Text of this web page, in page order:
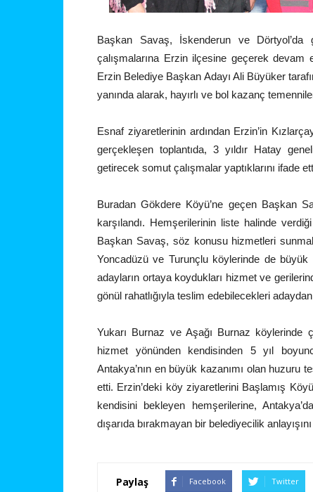
Başkan Savaş, İskenderun ve Dörtyol’da
çalışmalarına Erzin ilçesine geçerek
Erzin Belediye Başkan Adayı Ali Büyüker
yanında alarak, hayırlı ve bol kazanç
Esnaf ziyaretlerinin ardından Erzin’in
gerçekleşen toplantıda, 3 yıldır Hatay
getirecek somut çalışmalar yaptıklarını ifade
Buradan Gökdere Köyü’ne geçen Başkan
karşılandı. Hemşerilerinin liste halinde
Başkan Savaş, söz konusu hizmetleri
Yoncadüzü ve Turunçlu köylerinde de büyük
adayların ortaya koydukları hizmet ve
gönül rahatlığıyla teslim edebilecekleri
Yukarı Burnaz ve Aşağı Burnaz köylerinde
hizmet yönünden kendisinden 5 yıl
Antakya’nın en büyük kazanımı olan huzuru
etti. Erzin’deki köy ziyaretlerini Başlamış
kendisini bekleyen hemşerilerine,
dışarıda bırakmayan bir belediyecilik
Paylaş Facebook Twitter